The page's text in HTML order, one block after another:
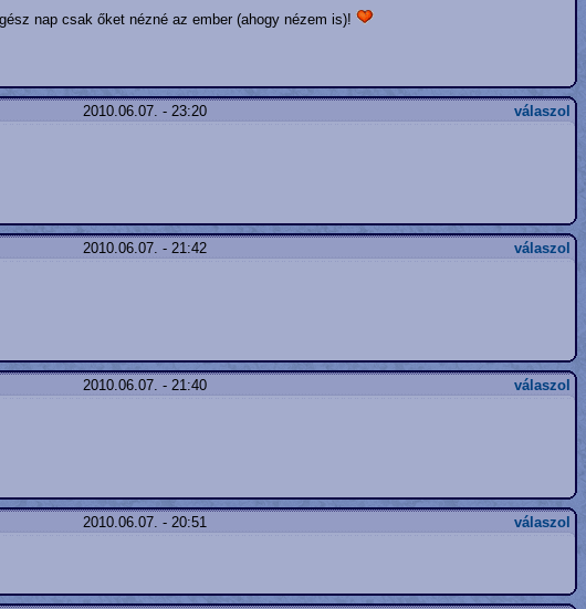
nap csak őket nézné az ember (ahogy nézem is)!
2010.06.07. - 23:20
válaszol
2010.06.07. - 21:42
válaszol
2010.06.07. - 21:40
válaszol
2010.06.07. - 20:51
válaszol